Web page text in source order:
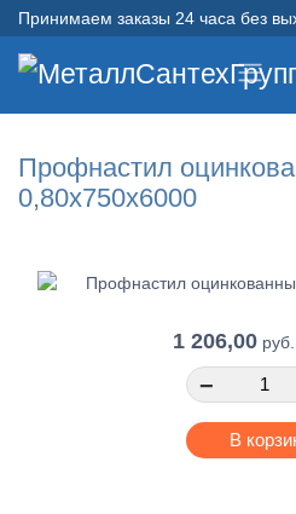
Принимаем заказы 24 часа без
Профнастил
0,80x750x6000
1 206,00 руб.
−
В